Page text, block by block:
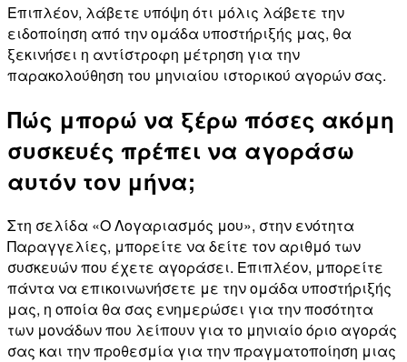
Επιπλέον, λάβετε υπόψη ότι μόλις λάβετε την
ειδοποίηση από την ομάδα υποστήριξής μας, θα
ξεκινήσει η αντίστροφη μέτρηση για την
παρακολούθηση του μηνιαίου ιστορικού αγορών σας.
Πώς μπορώ να ξέρω πόσες ακόμη
συσκευές πρέπει να αγοράσω
αυτόν τον μήνα;
Στη σελίδα «Ο Λογαριασμός μου», στην ενότητα
Παραγγελίες, μπορείτε να δείτε τον αριθμό των
συσκευών που έχετε αγοράσει. Επιπλέον, μπορείτε
πάντα να επικοινωνήσετε με την ομάδα υποστήριξής
μας, η οποία θα σας ενημερώσει για την ποσότητα
των μονάδων που λείπουν για το μηνιαίο όριο αγοράς
σας και την προθεσμία για την πραγματοποίηση μιας